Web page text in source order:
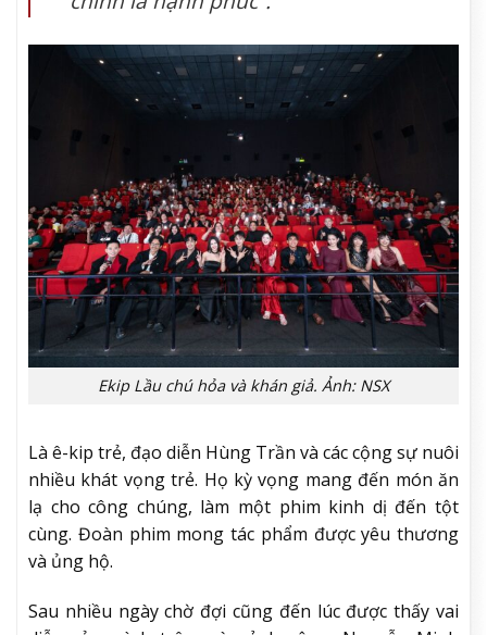
Ekip Lầu chú hỏa và khán giả. Ảnh: NSX
Là ê-kip trẻ, đạo diễn Hùng Trần và các cộng sự nuôi
nhiều khát vọng trẻ. Họ kỳ vọng mang đến món ăn
lạ cho công chúng, làm một phim kinh dị đến tột
cùng. Đoàn phim mong tác phẩm được yêu thương
và ủng hộ.
Sau nhiều ngày chờ đợi cũng đến lúc được thấy vai